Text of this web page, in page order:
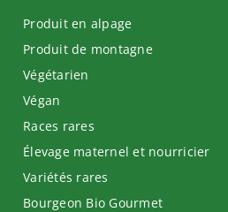
Produit en alpage
Produit de montagne
Végétarien
Végan
Races rares
Élevage maternel et nourricier
Variétés rares
Bourgeon Bio Gourmet